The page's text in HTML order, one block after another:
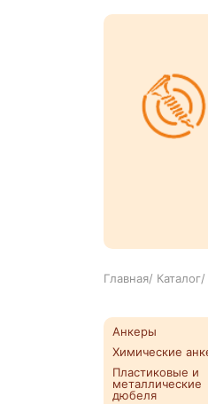
Главная/ Каталог/
Анкеры
Химические
Пластиковые и
металлические
дюбеля